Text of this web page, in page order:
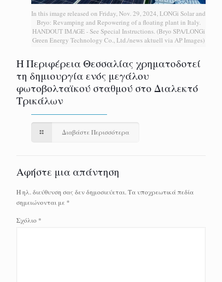
In this image released on Friday, Nov. 29, 2024, LONGi Solar and
Bryo: Revamping and Repowering of a floating plant in Italy.
HANDOUT IMAGE - See Special Instructions. (Bryo SPA/LONGi
Green Energy Technology Co., Ltd./news aktuell via AP Images)
H Περιφέρεια Θεσσαλίας χρηματοδοτεί
τη δημιουργία ενός μεγάλου
φωτοβολταϊκού σταθμού στο Διαλεκτό
Τρικάλων
Διαβάστε Περισσότερα
Αφήστε μια απάντηση
Η ηλ. διεύθυνση σας δεν δημοσιεύεται. Τα υποχρεωτικά πεδία
σημειώνονται με *
Σχόλιο *